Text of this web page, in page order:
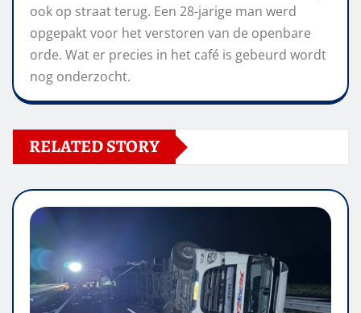
ook op straat terug. Een 28-jarige man werd
opgepakt voor het verstoren van de openbare
orde. Wat er precies in het café is gebeurd wordt
nog onderzocht.
RELATED STORY